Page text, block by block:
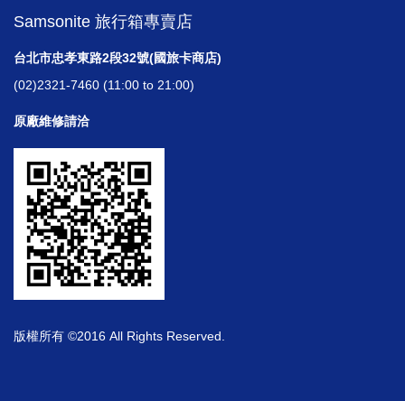
Samsonite 旅行箱專賣店
台北市忠孝東路2段32號(國旅卡商店)
(02)2321-7460 (11:00 to 21:00)
原廠維修請洽
版權所有 ©2016 All Rights Reserved.